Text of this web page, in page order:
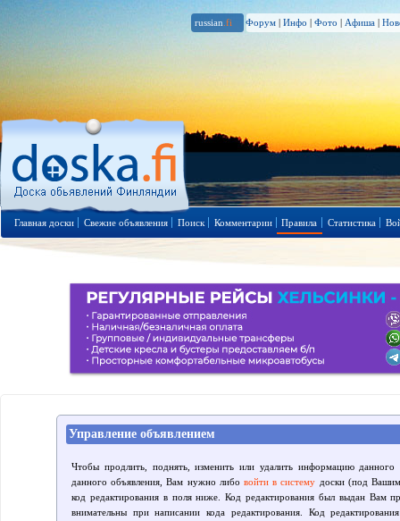
russian .fi Форум | Инфо | Фото | Афиша |
Главная доски Свежие объявления Поиск Комментарии Правила Статистика
Управление объявлением
Чтобы продлить, поднять, изменить или удалить информацию
данного объявления, Вам нужно либо войти в систему доски (под
код редактирования в поля ниже. Код редактирования был выдан Вам
внимательны при написании кода редактирования. Код